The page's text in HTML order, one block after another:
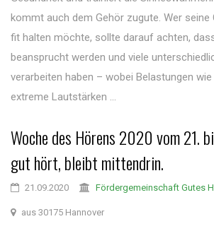
kommt auch dem Gehör zugute. Wer seine
fit halten möchte, sollte darauf achten,
beansprucht werden und viele
verarbeiten haben – wobei Belastungen wie
extreme Lautstärken ...
Woche des Hörens 2020 vom 21.
gut hört, bleibt mittendrin.
21.09.2020 Fördergemeinschaft Gutes
aus 30175 Hannover